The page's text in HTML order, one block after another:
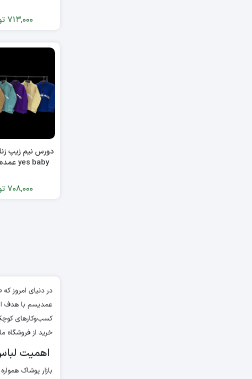
713,000
yes baby عمده(6 عددی)
708,000
در دنیای امروز
عمدیسم با هدف
کسب‌وکارهای
خرید از فروشگاه
اهمیت
بازار پوشاک